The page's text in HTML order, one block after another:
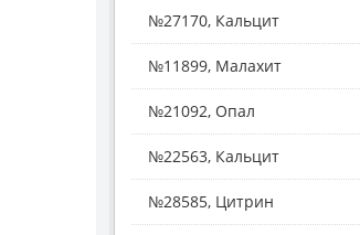
№27170, Кальцит
№11899, Малахит
№21092, Опал
№22563, Кальцит
№28585, Цитрин